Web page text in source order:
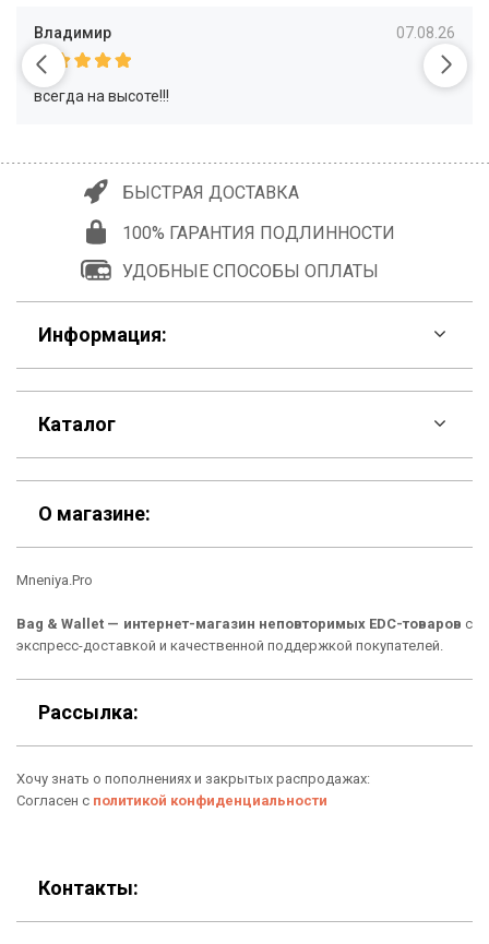
Владимир 07.08.26
всегда на высоте!!!
БЫСТРАЯ ДОСТАВКА
100% ГАРАНТИЯ ПОДЛИННОСТИ
УДОБНЫЕ СПОСОБЫ ОПЛАТЫ
Информация:
F.A.Q
Контакты
Шоурум
Материалы
Подарочные сертификаты
О нас
Отзывы о Bag & Wallet
Гарантия
Условия возврата
Каталог
Скидки
Кошельки
Сумки
Новинки
Подарки
О магазине:
Mneniya.Pro
Bag & Wallet — интернет-магазин неповторимых EDC-товаров с
экспресс-доставкой и качественной поддержкой покупателей.
Рассылка:
Хочу знать о пополнениях и закрытых распродажах:
Согласен с политикой конфиденциальности
Контакты: